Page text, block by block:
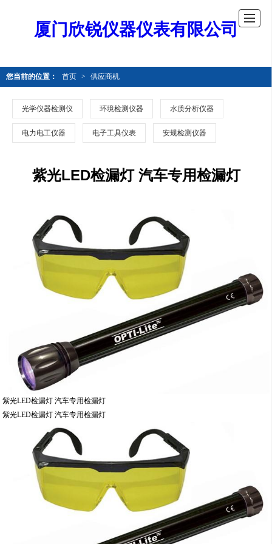
厦门欣锐仪器仪表有限公司
您当前的位置： 首页 > 供应商机
光学仪器检测仪 环境检测仪器 水质分析仪器
电力电工仪器 电子工具仪表 安规检测仪器
紫光LED检漏灯 汽车专用检漏灯
紫光LED检漏灯 汽车专用检漏灯
紫光LED检漏灯 汽车专用检漏灯